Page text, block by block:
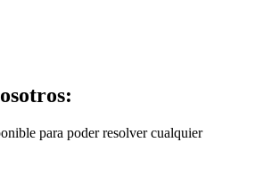
para poder resolver cualquier